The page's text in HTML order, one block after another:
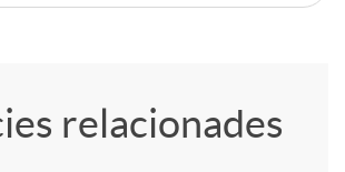
relacionades